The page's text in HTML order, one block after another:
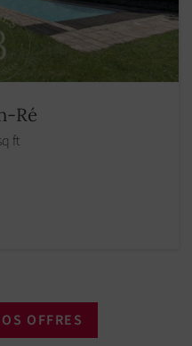
Ré
ft
OFFRES